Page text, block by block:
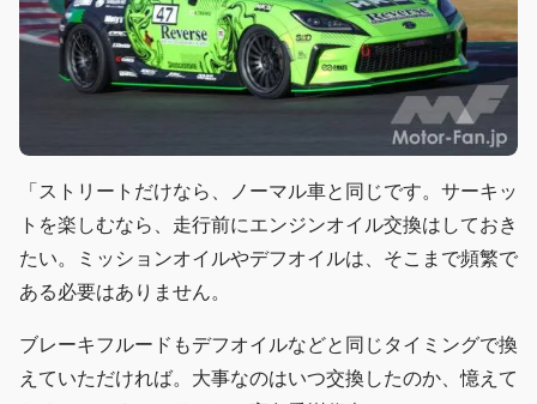
「ストリートだけなら、ノーマル車と同じです。サーキッ
トを楽しむなら、走行前にエンジンオイル交換はしておき
たい。ミッションオイルやデフオイルは、そこまで頻繁で
ある必要はありません。
ブレーキフルードもデフオイルなどと同じタイミングで換
えていただければ。大事なのはいつ交換したのか、憶えて